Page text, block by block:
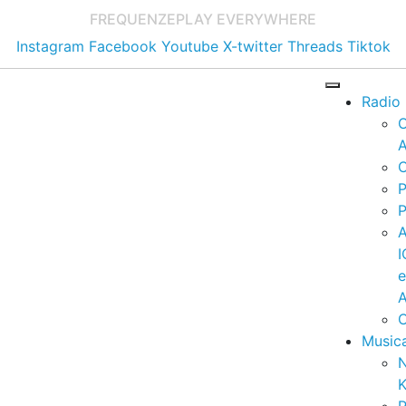
FREQUENZEPLAY EVERYWHERE
Instagram Facebook Youtube X-twitter Threads Tiktok
Radio
e